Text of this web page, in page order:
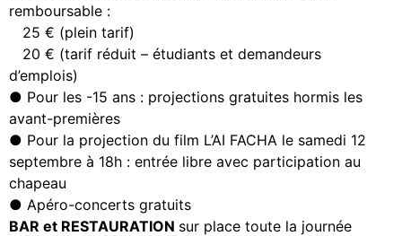
remboursable :
25 € (plein tarif)
20 € (tarif réduit – étudiants et demandeurs
d’emplois)
● Pour les -15 ans : projections gratuites hormis les
avant-premières
● Pour la projection du film L’AI FACHA le samedi 12
septembre à 18h : entrée libre avec participation au
chapeau
● Apéro-concerts gratuits
BAR et RESTAURATION sur place toute la journée